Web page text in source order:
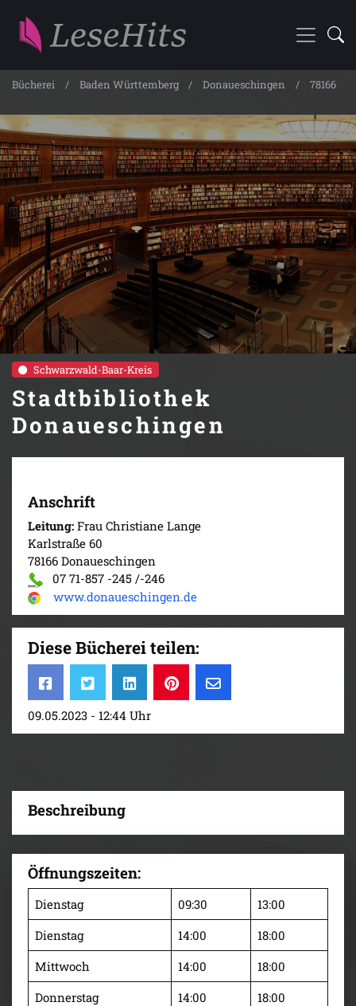
Bücherei Baden Württemberg Donaueschingen 78166
Schwarzwald-Baar-Kreis
Stadtbibliothek
Donaueschingen
Anschrift
Leitung: Frau Christiane Lange
Karlstraße 60
78166 Donaueschingen
07 71-857 -245 /-246
www.donaueschingen.de
Diese Bücherei teilen:
09.05.2023 - 12:44 Uhr
Beschreibung
Öffnungszeiten:
Dienstag 09:30
13:00
Dienstag
14:00
18:00
Mittwoch
14:00
18:00
Donnerstag
14:00
18:00